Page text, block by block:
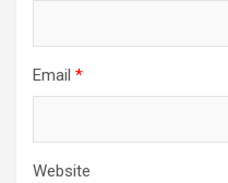
Email *
Website